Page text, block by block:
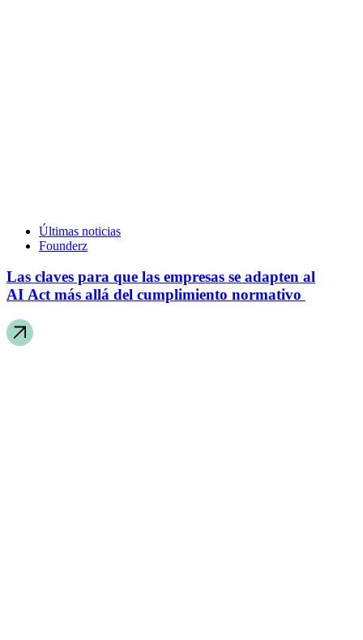
Últimas noticias
Founderz
Las claves para que las empresas se adapten al
AI Act más allá del cumplimiento normativo